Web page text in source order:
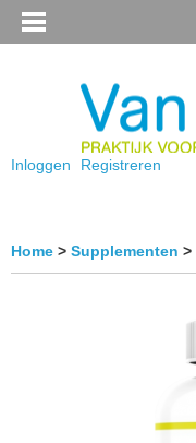
Inloggen Registreren
Home > Supplementen >